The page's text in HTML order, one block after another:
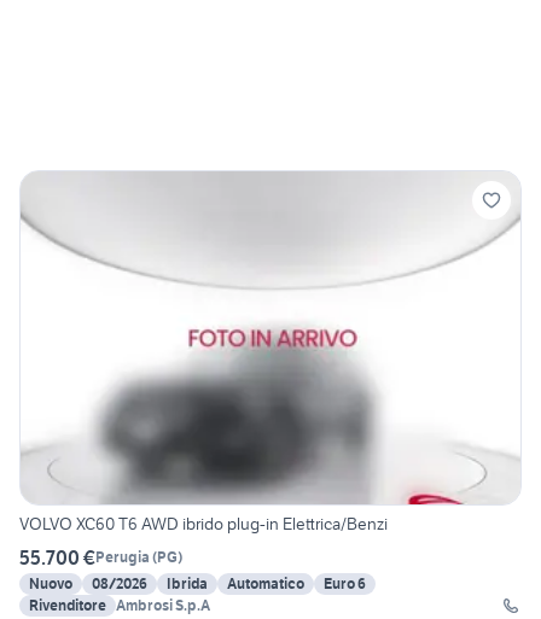
VOLVO XC60 T6 AWD ibrido plug-in Elettrica/Benzi
55.700 €Perugia (PG)
Nuovo
08/2026 Ibrida Automatico
Euro 6
Rivenditore Ambrosi S.p.A